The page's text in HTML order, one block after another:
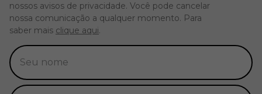
nossos avisos de privacidade. Você pode cancelar
nossa comunicação a qualquer momento. Para
saber mais clique aqui.